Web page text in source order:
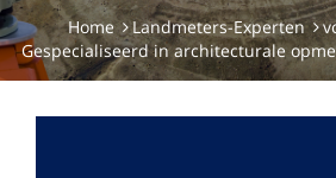
Home Landmeters-Experten
Gespecialiseerd in architecturale